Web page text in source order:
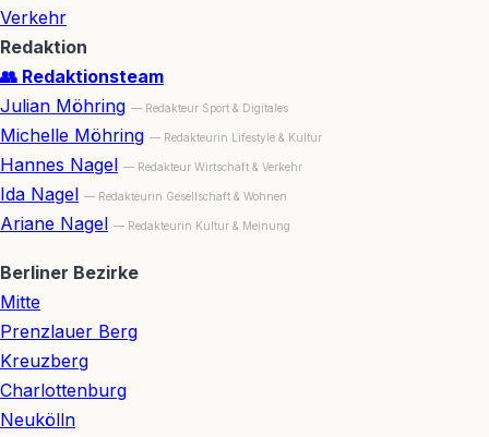
Verkehr
Redaktion
👥 Redaktionsteam
Julian Möhring — Redakteur Sport & Digitales
Michelle Möhring — Redakteurin Lifestyle & Kultur
Hannes Nagel — Redakteur Wirtschaft & Verkehr
Ida Nagel — Redakteurin Gesellschaft & Wohnen
Ariane Nagel — Redakteurin Kultur & Meinung
Berliner Bezirke
Mitte
Prenzlauer Berg
Kreuzberg
Charlottenburg
Neukölln